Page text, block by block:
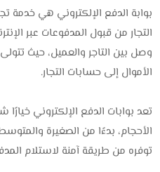
بوابة الدفع الإلكتروني هي خدمة
التجار من قبول المدفوعات عبر
وصل بين التاجر والعميل، حيث
الأموال إلى حسابات التجار.
تعد بوابات الدفع الإلكتروني
الأحجام، بدءًا من الصغيرة
توفره من طريقة آمنة لاستلام